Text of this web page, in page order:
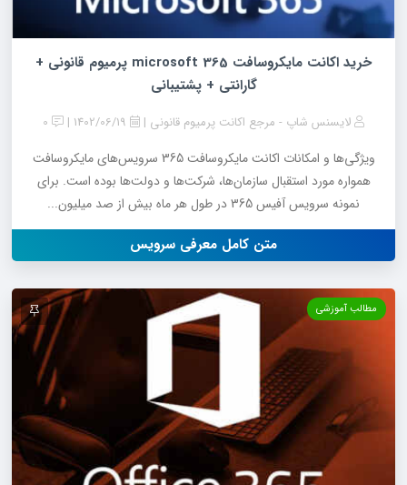
خرید اکانت مایکروسافت 365 microsoft پرمیوم قانونی +
گارانتی + پشتیبانی
لایسنس شاپ - مرجع اکانت پرمیوم قانونی
ویژگی‌ها و امکانات اکانت مایکروسافت 365 سرویس‌های مایکروسافت
همواره مورد استقبال سازمان‌ها، شرکت‌ها و دولت‌ها بوده است. برای
نمونه سرویس آفیس 365 در طول هر ماه بیش از صد میلیون...
متن کامل معرفی سرویس
مطالب آموزشی